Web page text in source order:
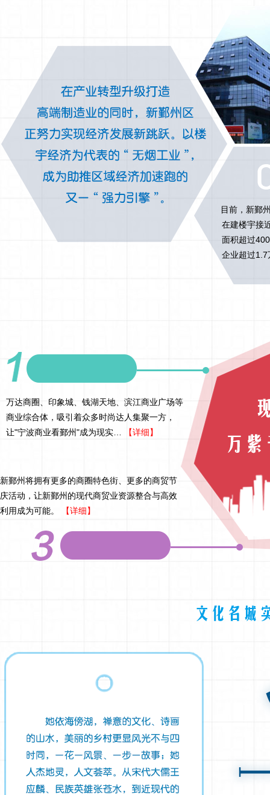
目前，新鄞
在建楼宇接
面积超过
企业超过
万达商圈、印象城、钱湖天地、滨江商业广场等
商业综合体，吸引着众多时尚达人集聚一方，
让"宁波商业看鄞州"成为现实…
【详细】
新鄞州将拥有更多的商圈特色街、更多的商贸节
庆活动，让新鄞州的现代商贸业资源整合与高效
利用成为可能。
【详细】